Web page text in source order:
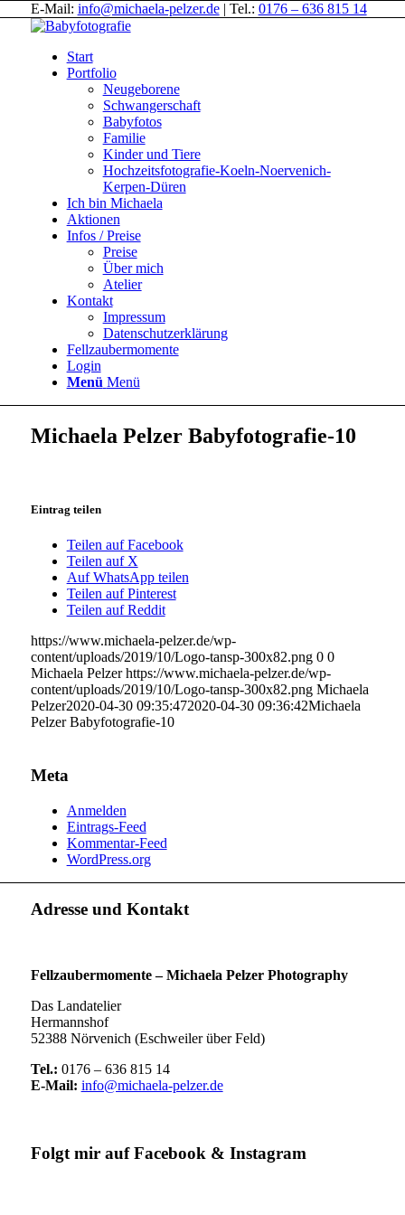
E-Mail: info@michaela-pelzer.de| Tel.: 0176 – 636 815 14
Start
Portfolio
Neugeborene
Schwangerschaft
Babyfotos
Familie
Kinder und Tiere
Hochzeitsfotografie-Koeln-Noervenich-
Kerpen-Düren
Ich bin Michaela
Aktionen
Infos / Preise
Preise
Über mich
Atelier
Kontakt
Impressum
Datenschutzerklärung
Fellzaubermomente
Login
Menü Menü
Michaela Pelzer Babyfotografie-10
Eintrag teilen
Teilen auf Facebook
Teilen auf X
Auf WhatsApp teilen
Teilen auf Pinterest
Teilen auf Reddit
https://www.michaela-pelzer.de/wp-
content/uploads/2019/10/Logo-tansp-300x82.png 0 0
Michaela Pelzer https://www.michaela-pelzer.de/wp-
content/uploads/2019/10/Logo-tansp-300x82.png Michaela
Pelzer2020-04-30 09:35:472020-04-30 09:36:42Michaela
Pelzer Babyfotografie-10
Meta
Anmelden
Eintrags-Feed
Kommentar-Feed
WordPress.org
Adresse und Kontakt
Fellzaubermomente –Michaela Pelzer Photography
Das Landatelier
Hermannshof
52388 Nörvenich (Eschweiler über Feld)
Tel.: 0176 – 636 815 14
E-Mail: info@michaela-pelzer.de
Folgt mir auf Facebook & Instagram